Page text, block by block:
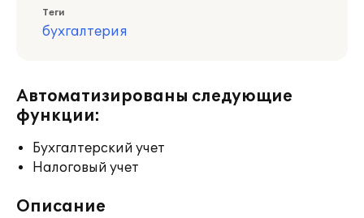
Теги
бухгалтерия
Автоматизированы следующие
функции:
Бухгалтерский учет
Налоговый учет
Описание